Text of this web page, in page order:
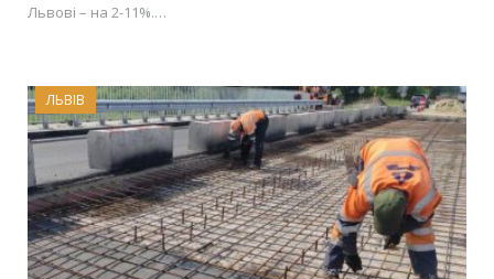
Львові – на 2-11%.…
ЛЬВІВ